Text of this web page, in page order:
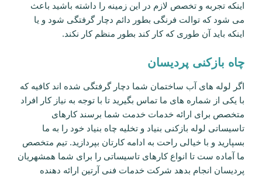
اینکه تجربه و تخصص لازم در این زمینه را داشته باشید باعث
می شود که توالت فرنگی بطور دائم دچار گرفتگی شود و یا
اینکه باید آن طوری که کار کند بطور منظم کار نکند.
چاه بازکنی پردیسان
اگر لوله های آب ساختمان شما دچار گرفتگی شده اند کافیه که
با یکی از شماره های ما تماس بگیرید تا با توجه به نیاز کار افراد
متخصص برای ارائه خدمات خدمت شما برسند کارهای
تاسیساتی لوله بازکنی بنیاد و تخلیه چاه بنیاد خود را به ما
بسپارید و با خیالی راحت به ادامه کارتان بپردازید. تیم متخصص
ما آماده ست تا انواع کارهای تاسیساتی را برای شما همشهریان
پردیسان انجام بدهد شرکت خدمات فنی آرتین ارائه دهنده